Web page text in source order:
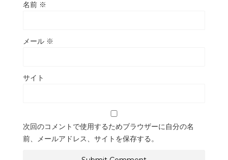
名前 ※
メール ※
サイト
次回のコメントで使用するためブラウザーに自分の名
前、メールアドレス、サイトを保存する。